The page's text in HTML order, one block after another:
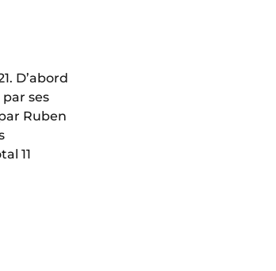
D’abord
ses
Ruben
11